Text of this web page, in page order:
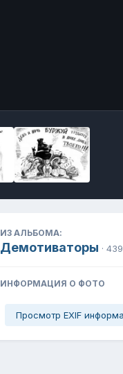
ИЗ АЛЬБОМА:
Демотиваторы ·
ИНФОРМАЦИЯ О ФОТО
Просмотр EXIF